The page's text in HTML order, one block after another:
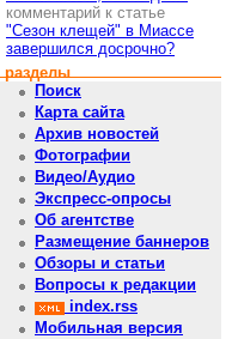
комментарий к статье
"Сезон клещей" в Миассе
завершился досрочно?
разделы
Поиск
Карта сайта
Архив новостей
Фотографии
Видео/Аудио
Экспресс-опросы
Об агентстве
Размещение баннеров
Обзоры и статьи
Вопросы к редакции
index.rss
Мобильная версия